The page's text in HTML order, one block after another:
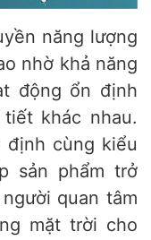
năng lượng
nhờ khả năng
động ổn định
khác nhau.
định cùng kiểu
sản phẩm trở
quan tâm
mặt trời cho